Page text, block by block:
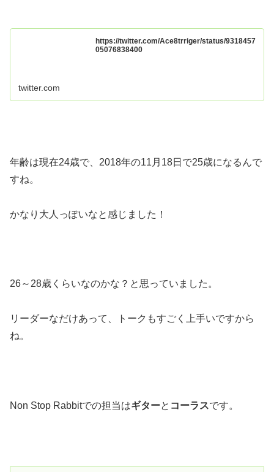
https://twitter.com/Ace8trriger/status/9318457
05076838400
twitter.com
年齢は現在24歳で、2018年の11月18日で25歳になるんで
すね。
かなり大人っぽいなと感じました！
26～28歳くらいなのかな？と思っていました。
リーダーなだけあって、トークもすごく上手いですから
ね。
Non Stop Rabbitでの担当はギターと コーラスです。